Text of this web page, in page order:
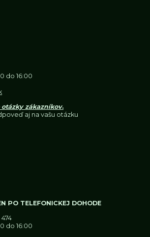
do 16:00
otázky zákazníkov.
aj na vašu otázku
PO TELEFONICKEJ DOHODE
474
do 16:00